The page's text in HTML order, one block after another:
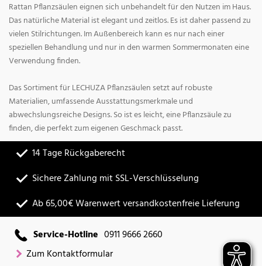
Rattan Pflanzsäulen eignen sich unbehandelt für den Nutzen im Haus.
Das natürliche Material ist elegant und zeitlos. Es ist daher passend zu
vielen Stilrichtungen. Im Außenbereich kann es nur nach einer
speziellen Behandlung und nur in den warmen Sommermonaten eine
Verwendung finden.
Das Sortiment für LECHUZA Pflanzsäulen setzt auf robuste
Materialien, umfassende Ausstattungsmerkmale und
abwechslungsreiche Designs. So ist es leicht, eine Pflanzsäule zu
finden, die perfekt zum eigenen Geschmack passt.
14 Tage Rückgaberecht
Sichere Zahlung mit SSL-Verschlüsselung
Ab 65,00€ Warenwert versandkostenfreie Lieferung
Service-Hotline 0911 9666 2660
Zum Kontaktformular